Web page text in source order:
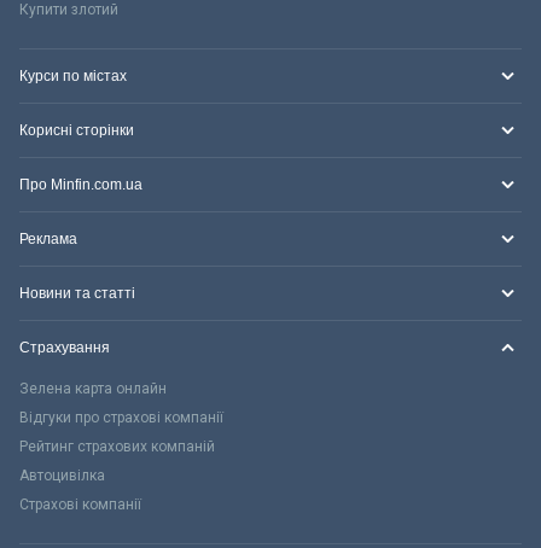
Купити злотий
Курси по містах
Корисні сторінки
Про Minfin.com.ua
Реклама
Новини та статті
Страхування
Зелена карта онлайн
Відгуки про страхові компанії
Рейтинг страхових компаній
Автоцивілка
Страхові компанії